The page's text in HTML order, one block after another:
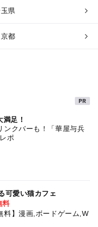
県
都
足！
ンクバーも！「華屋与兵
ポ
可愛い猫カフェ
料
料】漫画,ボードゲーム,W